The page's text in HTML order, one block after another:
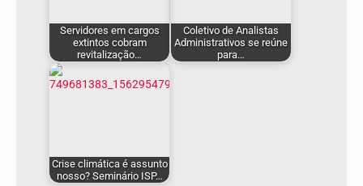
Servidores em cargos
extintos cobram
revitalização…
Coletivo de Analistas
Administrativos se reúne
para…
Crise climática é assunto
nosso? Seminário ISP…